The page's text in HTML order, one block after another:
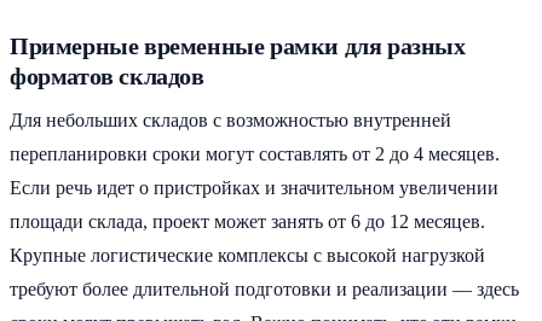
Примерные временные рамки для разных
форматов складов
Для небольших складов с возможностью внутренней
перепланировки сроки могут составлять от 2 до 4 месяцев.
Если речь идет о пристройках и значительном увеличении
площади склада, проект может занять от 6 до 12 месяцев.
Крупные логистические комплексы с высокой нагрузкой
требуют более длительной подготовки и реализации — здесь